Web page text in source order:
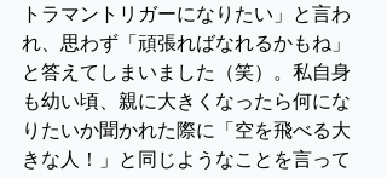
トラマントリガーになりたい」と言わ
れ、思わず「頑張ればなれるかもね」
と答えてしまいました（笑）。私自身
も幼い頃、親に大きくなったら何にな
りたいか聞かれた際に「空を飛べる大
きな人！」と同じようなことを言って